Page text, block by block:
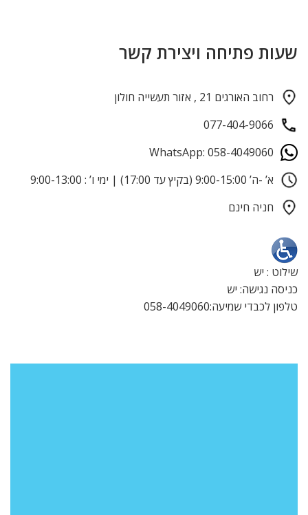
שעות פתיחה ויצירת קשר
רחוב האורגים 21 , אזור תעשייה חולון
077-404-9066
WhatsApp: 058-4049060
א’ -ה’ 9:00-15:00 (בקיץ עד 17:00) | ימי ו’ : 9:00-13:00
חניה חינם
שילוט : יש
כניסה נגישה: יש
טלפון לכבדי שמיעה:058-4049060